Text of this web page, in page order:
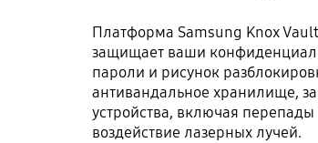
Платформа Samsung Knox
защищает ваши
пароли и рисунок
антивандальное хранилище,
устройства, включая
воздействие лазерных лучей.